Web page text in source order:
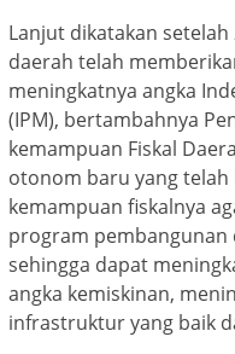
Lanjut dikatakan
daerah telah
meningkatnya angka
(IPM), bertambahnya
kemampuan Fiskal
otonom baru yang telah
kemampuan fiskalnya
program pembangunan
sehingga dapat
angka kemiskinan,
infrastruktur yang baik